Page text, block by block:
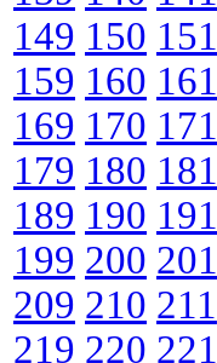
149 150 151
159 160 161
169 170 171
179 180 181
189 190 191
199 200 201
209 210 211
219 220 221